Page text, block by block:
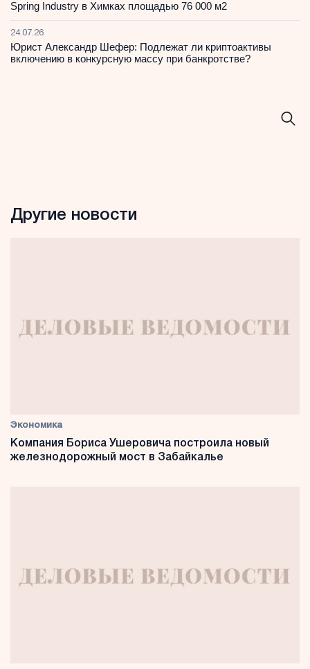
Spring Industry в Химках площадью 76 000 м2
24.07.26
Юрист Александр Шефер: Подлежат ли криптоактивы
включению в конкурсную массу при банкротстве?
Другие новости
Экономика
Компания Бориса Ушеровича построила новый
железнодорожный мост в Забайкалье